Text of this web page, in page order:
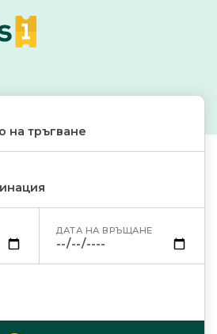
на тръгване
ДАТА НА ВРЪЩАНЕ